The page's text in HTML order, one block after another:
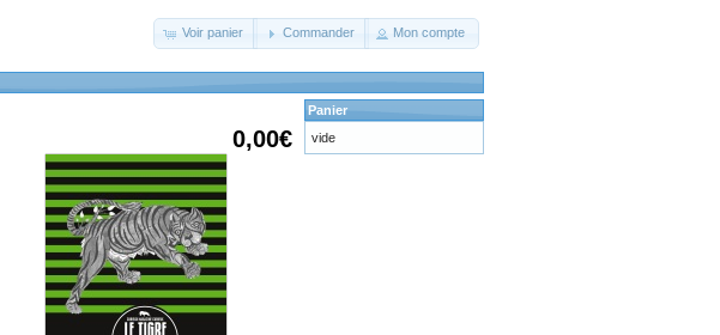
Voir panier Commander Mon compte
0,00€
Panier
vide